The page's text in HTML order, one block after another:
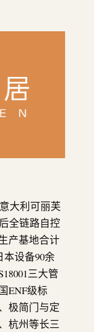
大利可丽芙
全链路自控
产基地合计
本设备90余
三大管
ENF级标
极简门与定
杭州等长三